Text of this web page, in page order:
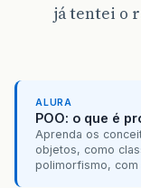
já tentei o
ALURA
POO: o que é
Aprenda os
objetos, como
polimorfismo, com